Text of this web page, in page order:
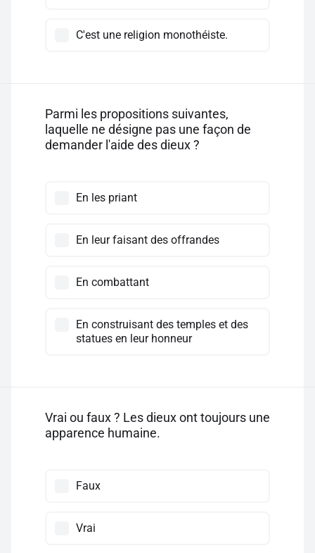
C'est une religion monothéiste.
Parmi les propositions suivantes,
laquelle ne désigne pas une façon de
demander l'aide des dieux ?
En les priant
En leur faisant des offrandes
En combattant
En construisant des temples et des
statues en leur honneur
Vrai ou faux ? Les dieux ont toujours une
apparence humaine.
Faux
Vrai